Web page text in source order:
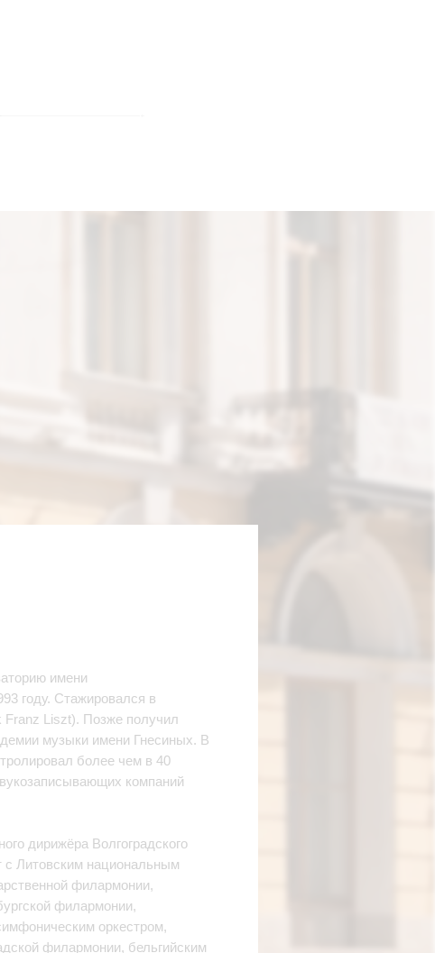
имени
году. Стажировался в
Liszt). Позже получил
музыки имени Гнесиных. В
более чем в 40
компаний
дирижёра Волгоградского
с Литовским национальным
филармонии,
филармонии,
оркестром,
филармонии, бельгийским